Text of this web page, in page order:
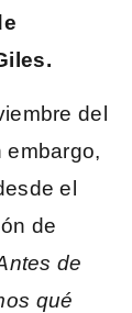
del
embargo,
el
de
de
qué